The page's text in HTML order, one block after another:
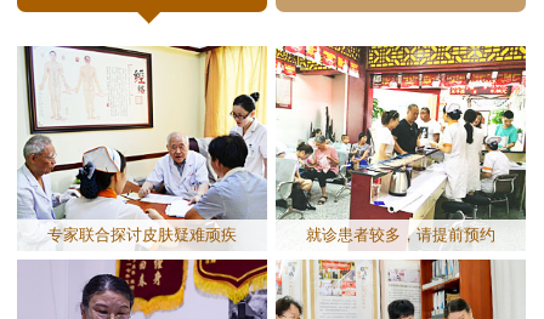
专家联合探讨皮肤疑难顽疾 就诊患者较多，请提前预约